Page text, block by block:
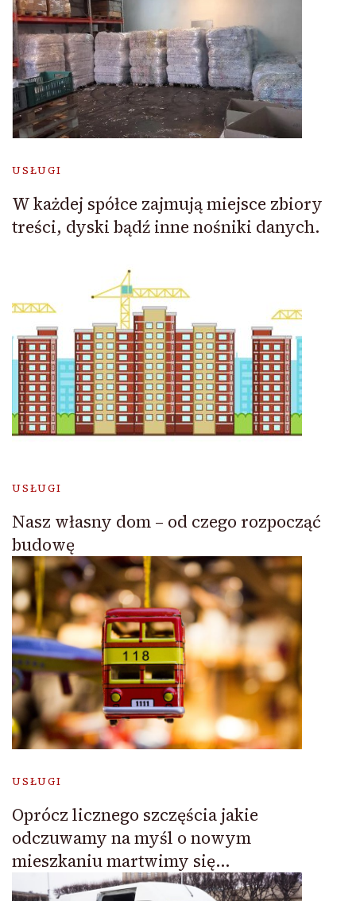
USŁUGI
W każdej spółce zajmują miejsce zbiory
treści, dyski bądź inne nośniki danych.
USŁUGI
Nasz własny dom – od czego rozpocząć
budowę
USŁUGI
Oprócz licznego szczęścia jakie
odczuwamy na myśl o nowym
mieszkaniu martwimy się…